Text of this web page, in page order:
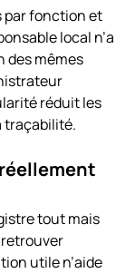
par fonction et
local n’a
des mêmes
réduit les
traçabilité.
tout mais
utile n’aide